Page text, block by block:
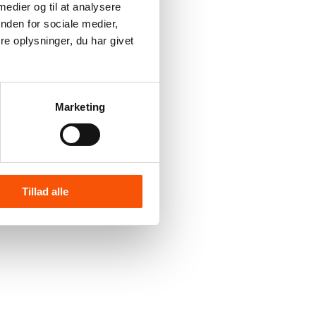
og til at analysere
for sociale medier,
oplysninger, du har givet
Marketing
Tillad alle